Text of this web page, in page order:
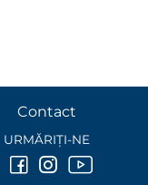
Contact
URMĂRIȚI-NE